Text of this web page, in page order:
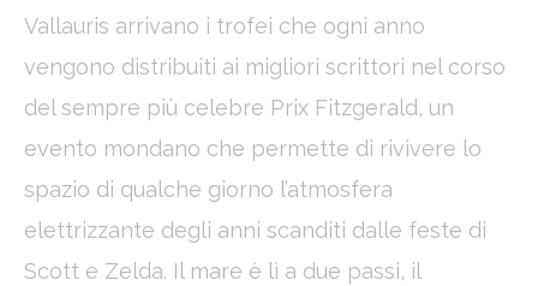
Vallauris arrivano i trofei che ogni anno
vengono distribuiti ai migliori scrittori nel corso
del sempre più celebre Prix Fitzgerald, un
evento mondano che permette di rivivere lo
spazio di qualche giorno l’atmosfera
elettrizzante degli anni scanditi dalle feste di
Scott e Zelda. Il mare è lì a due passi, il